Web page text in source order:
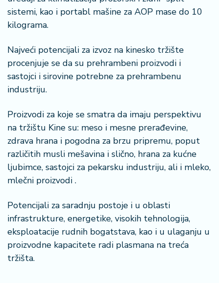
sistemi, kao i portabl mašine za AOP mase do 10
kilograma.
Najveći potencijali za izvoz na kinesko tržište
procenjuje se da su prehrambeni proizvodi i
sastojci i sirovine potrebne za prehrambenu
industriju.
Proizvodi za koje se smatra da imaju perspektivu
na tržištu Kine su: meso i mesne prerađevine,
zdrava hrana i pogodna za brzu pripremu, poput
različitih musli mešavina i slično, hrana za kućne
ljubimce, sastojci za pekarsku industriju, ali i mleko,
mlečni proizvodi .
Potencijali za saradnju postoje i u oblasti
infrastrukture, energetike, visokih tehnologija,
eksploatacije rudnih bogatstava, kao i u ulaganju u
proizvodne kapacitete radi plasmana na treća
tržišta.